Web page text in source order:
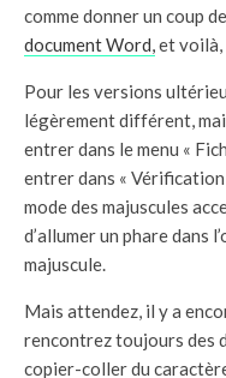
comme donner un coup
document Word,et voilà,
Pour les versions
légèrement différent,
entrer dans le menu «
entrer dans «
mode des majuscules
d’allumer un phare dans
majuscule.
Mais attendez, il y a
rencontrez toujours des
copier-coller du